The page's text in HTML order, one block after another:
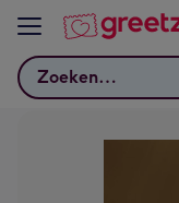
Bekijk meer
Zoeken